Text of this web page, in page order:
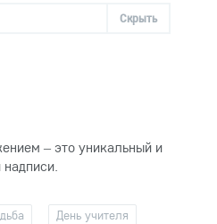
Скрыть
– это уникальный и
День учителя